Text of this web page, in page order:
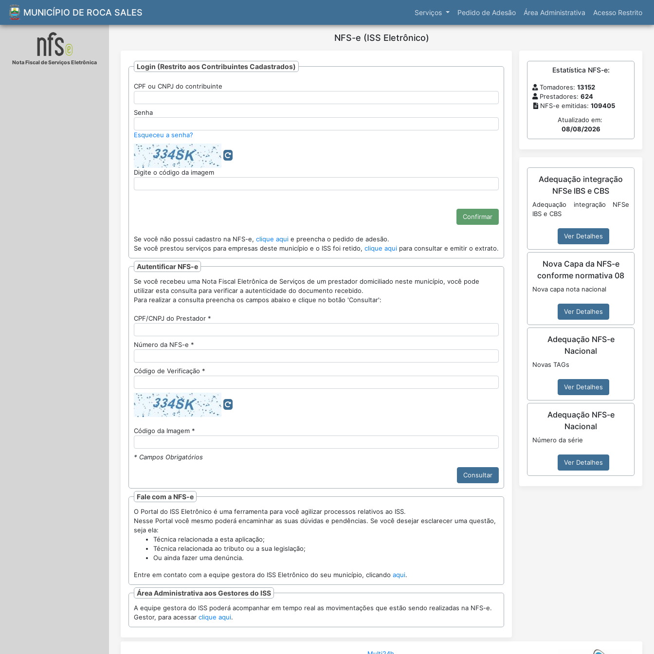
MUNICÍPIO DE ROCA SALES Serviços Pedido de Adesão Área Administrativa Acesso Restrito
Nota Fiscal de Serviços Eletrônica
NFS-e (ISS Eletrônico)
Login (Restrito aos Contribuintes Cadastrados)
CPF ou CNPJ do contribuinte
Senha
Esqueceu a senha?
Digite o código da imagem
Se você não possui cadastro na NFS-e, clique aqui e preencha o pedido de adesão.
Se você prestou serviços para empresas deste município e o ISS foi retido, clique aqui para consultar e emitir o extrato.
Autentificar NFS-e
Se você recebeu uma Nota Fiscal Eletrônica de Serviços de um prestador domiciliado neste município, você pode
utilizar esta consulta para verificar a autenticidade do documento recebido.
Para realizar a consulta preencha os campos abaixo e clique no botão 'Consultar':
CPF/CNPJ do Prestador *
Número da NFS-e *
Código de Verificação *
Código da Imagem *
* Campos Obrigatórios
Fale com a NFS-e
O Portal do ISS Eletrônico é uma ferramenta para você agilizar processos relativos ao ISS.
Nesse Portal você mesmo poderá encaminhar as suas dúvidas e pendências. Se você desejar esclarecer uma questão,
seja ela:
Técnica relacionada a esta aplicação;
Técnica relacionada ao tributo ou a sua legislação;
Ou ainda fazer uma denúncia.
Entre em contato com a equipe gestora do ISS Eletrônico do seu município, clicando aqui.
Área Administrativa aos Gestores do ISS
A equipe gestora do ISS poderá acompanhar em tempo real as movimentações que estão sendo realizadas na NFS-e.
Gestor, para acessar clique aqui.
Estatística NFS-e:
Tomadores: 13152
Prestadores: 624
NFS-e emitidas: 109405
Atualizado em:
08/08/2026
Adequação integração
NFSe IBS e CBS
Adequação integração NFSe
IBS e CBS
Ver Detalhes
Nova Capa da NFS-e
conforme normativa 08
Nova capa nota nacional
Ver Detalhes
Adequação NFS-e
Nacional
Novas TAGs
Ver Detalhes
Adequação NFS-e
Nacional
Número da série
Ver Detalhes